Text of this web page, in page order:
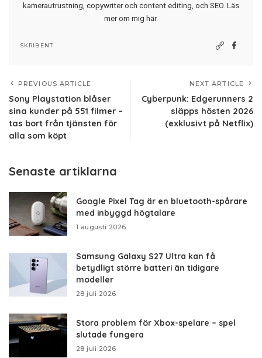
kamerautrustning, copywriter och content editing, och SEO. Läs
mer om mig här.
SKRIBENT
PREVIOUS ARTICLE
Sony Playstation blåser
sina kunder på 551 filmer –
tas bort från tjänsten för
alla som köpt
NEXT ARTICLE
Cyberpunk: Edgerunners 2
släpps hösten 2026
(exklusivt på Netflix)
Senaste artiklarna
Google Pixel Tag är en bluetooth-spårare
med inbyggd högtalare
1 augusti 2026
Samsung Galaxy S27 Ultra kan få
betydligt större batteri än tidigare
modeller
28 juli 2026
Stora problem för Xbox-spelare – spel
slutade fungera
28 juli 2026